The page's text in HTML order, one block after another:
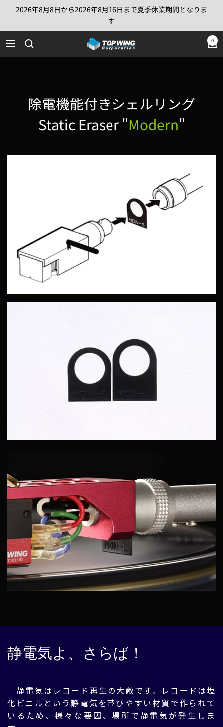
テ
ン
ツ
2026年8月8日から2026年8月16日まで夏季休業期間となりま
す
ナ
ビ
TOP
WING
0
除電機能付きシェルリング
Static Eraser "Modern"
静電気よ、さらば！
静電気はレコード再生の大敵です。レコードは塩
化ビニルという静電気を帯びやすい材質で作られて
いるため、様々な要因、場所で静電気が発生しま